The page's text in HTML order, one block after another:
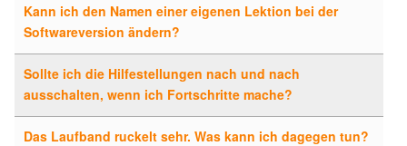
Kann ich den Namen einer eigenen Lektion bei der
Softwareversion ändern?
Sollte ich die Hilfestellungen nach und nach
ausschalten, wenn ich Fortschritte mache?
Das Laufband ruckelt sehr. Was kann ich dagegen tun?